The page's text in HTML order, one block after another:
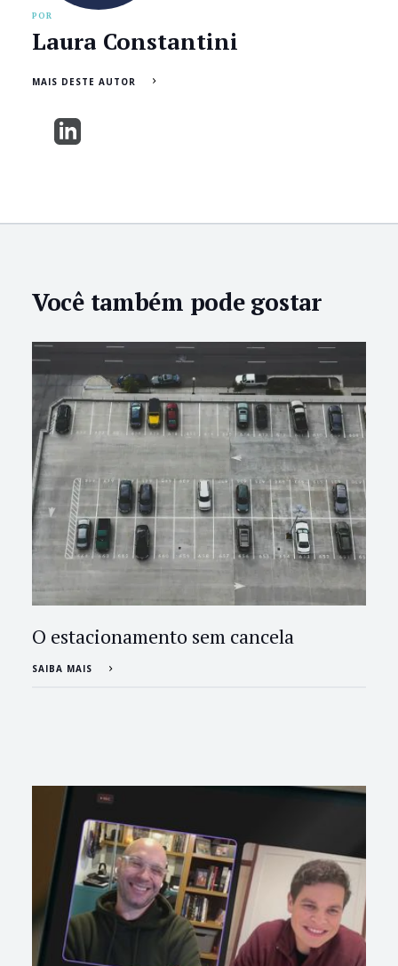
POR
Laura Constantini
MAIS DESTE AUTOR
Você também pode gostar
O estacionamento sem cancela
SAIBA MAIS